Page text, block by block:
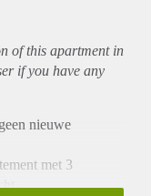
of this apartmentin
if you have any
nieuwe
met 3